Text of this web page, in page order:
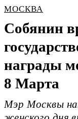
МОСКВА
Собянин
награды
8 Марта
Мэр Москвы